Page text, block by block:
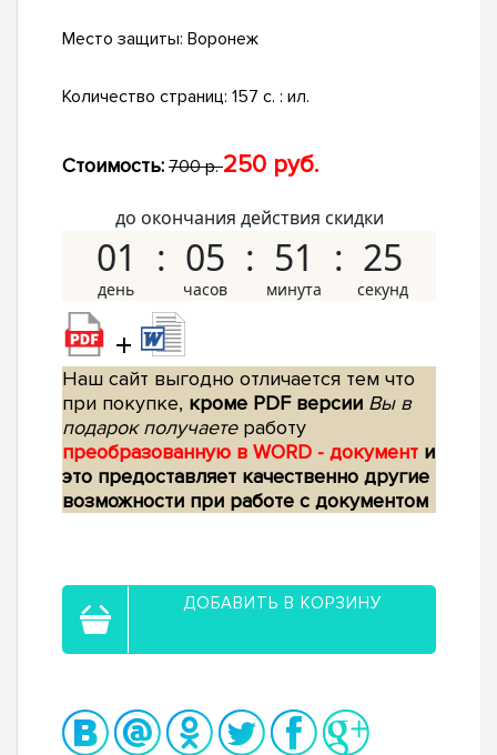
Место защиты: Воронеж
Количество страниц: 157 с. : ил.
Стоимость: 700 р.250 руб.
до окончания действия скидки
01 05 51 24
+
Наш сайт выгодно отличается тем что
при покупке, кроме PDF версии Вы в
подарок получаетеработу
преобразованную в WORD - документ и
это предоставляет качественно другие
возможности при работе с документом
ДОБАВИТЬ В КОРЗИНУ